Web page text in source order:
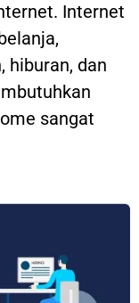
Internet
hiburan, dan
sangat